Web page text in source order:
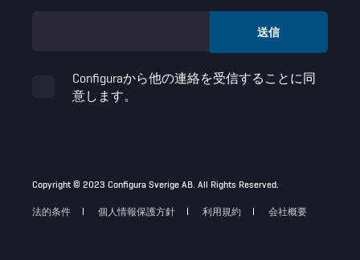
Configuraから他の連絡を受信することに同
意します。
Copyright © 2023 Configura Sverige AB. All Rights Reserved.
法的条件 個人情報保護方針 利用規約 会社概要